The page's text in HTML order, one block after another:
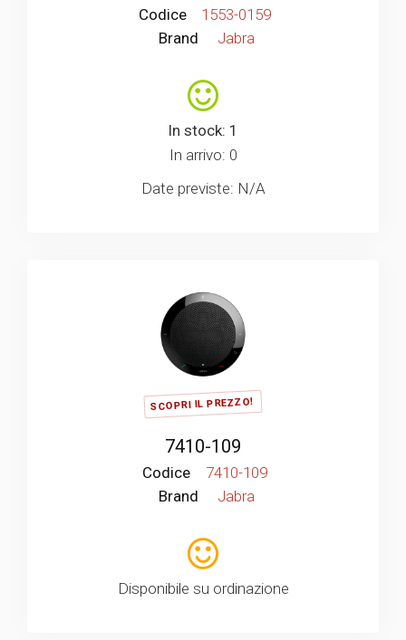
Codice
1553-0159
Brand
Jabra
In stock: 1
In arrivo: 0
Date previste: N/A
SCOPRI IL PREZZO!
7410-109
Codice
7410-109
Brand
Jabra
Disponibile su ordinazione